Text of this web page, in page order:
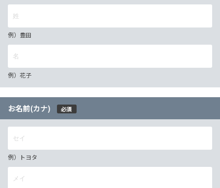
例）豊田
例）花子
お名前(カナ) 必須
例）トヨタ